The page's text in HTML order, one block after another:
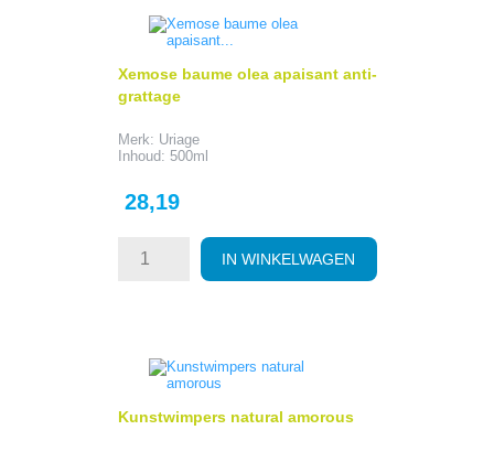
Xemose baume olea apaisant anti-
grattage
Merk: Uriage
Inhoud: 500ml
Prijs
28,19
IN WINKELWAGEN
Kunstwimpers natural amorous